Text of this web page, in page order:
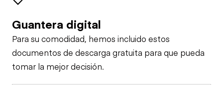
Safety
Control Station Ground
Warning Lights
Control Station Upper
Guantera digital
Para su comodidad, hemos incluido estos
documentos de descarga gratuita para que pueda
tomar la mejor decisión.